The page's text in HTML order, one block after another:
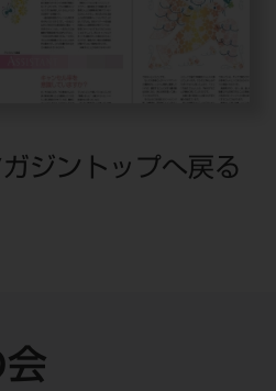
ジントップへ戻る